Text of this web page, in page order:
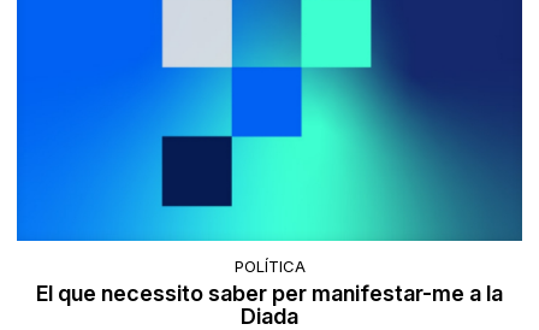
POLÍTICA
El que necessito saber per manifestar-me a la
Diada